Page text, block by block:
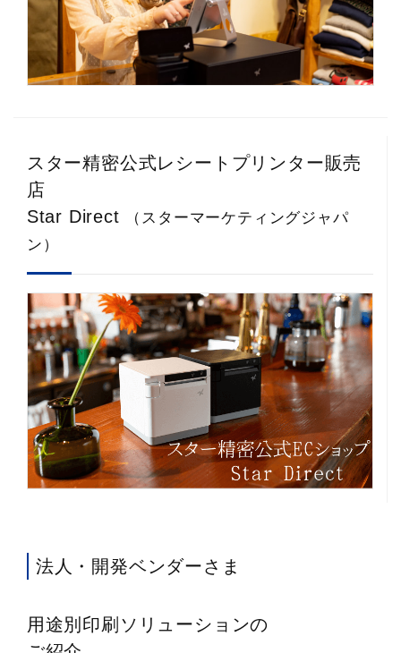
スター精密公式レシートプリンター販売
店
Star Direct
（スターマーケティングジャパ
ン）
法人・開発ベンダーさま
用途別印刷ソリューションの